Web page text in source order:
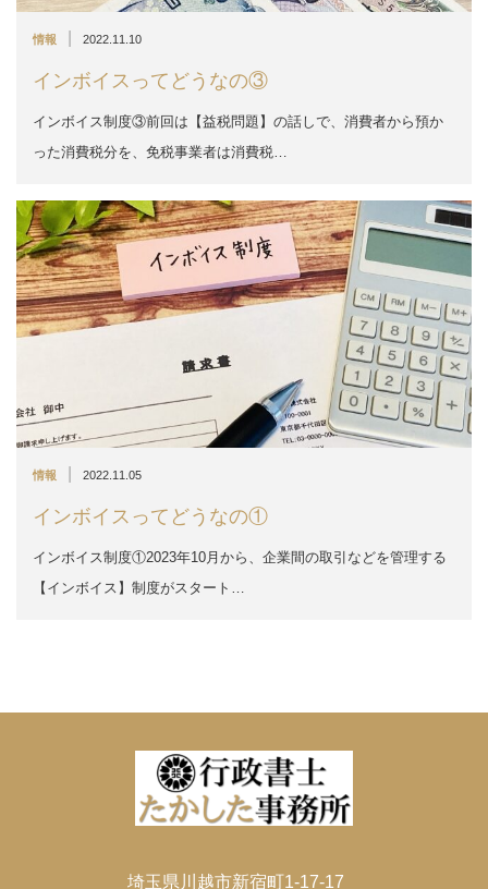
情報 2022.11.10
インボイスってどうなの③
インボイス制度③前回は【益税問題】の話しで、消費者から預か
った消費税分を、免税事業者は消費税…
情報 2022.11.05
インボイスってどうなの①
インボイス制度①2023年10月から、企業間の取引などを管理する
【インボイス】制度がスタート…
埼玉県川越市新宿町1-17-17